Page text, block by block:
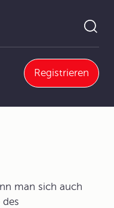
Registrieren
Feldlinien
man sich auch